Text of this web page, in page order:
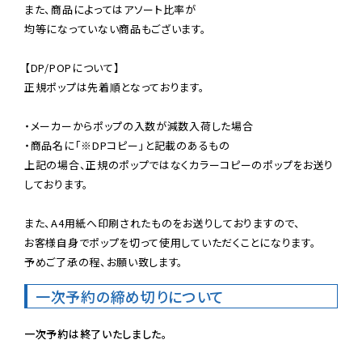
また、商品によってはアソート比率が
均等になっていない商品もございます。
【DP/POPについて】
正規ポップは先着順となっております。
・メーカーからポップの入数が減数入荷した場合
・商品名に「※DPコピー」と記載のあるもの
上記の場合、正規のポップではなくカラーコピーのポップをお送り
しております。
また、A4用紙へ印刷されたものをお送りしておりますので、
お客様自身でポップを切って使用していただくことになります。
予めご了承の程、お願い致します。
一次予約の締め切りについて
一次予約は終了いたしました。